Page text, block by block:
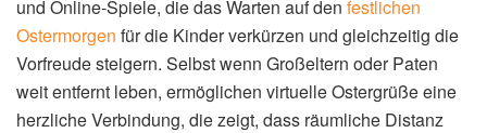
und Online-Spiele, die das Warten auf den festlichen
Ostermorgen für die Kinder verkürzen und gleichzeitig die
Vorfreude steigern. Selbst wenn Großeltern oder Paten
weit entfernt leben, ermöglichen virtuelle Ostergrüße eine
herzliche Verbindung, die zeigt, dass räumliche Distanz